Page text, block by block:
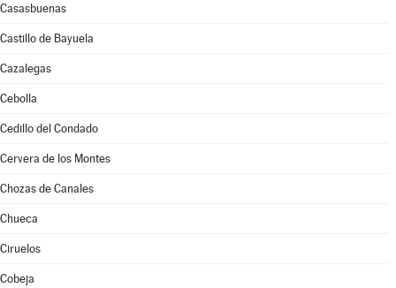
Casasbuenas
Castillo de Bayuela
Cazalegas
Cebolla
Cedillo del Condado
Cervera de los Montes
Chozas de Canales
Chueca
Ciruelos
Cobeja